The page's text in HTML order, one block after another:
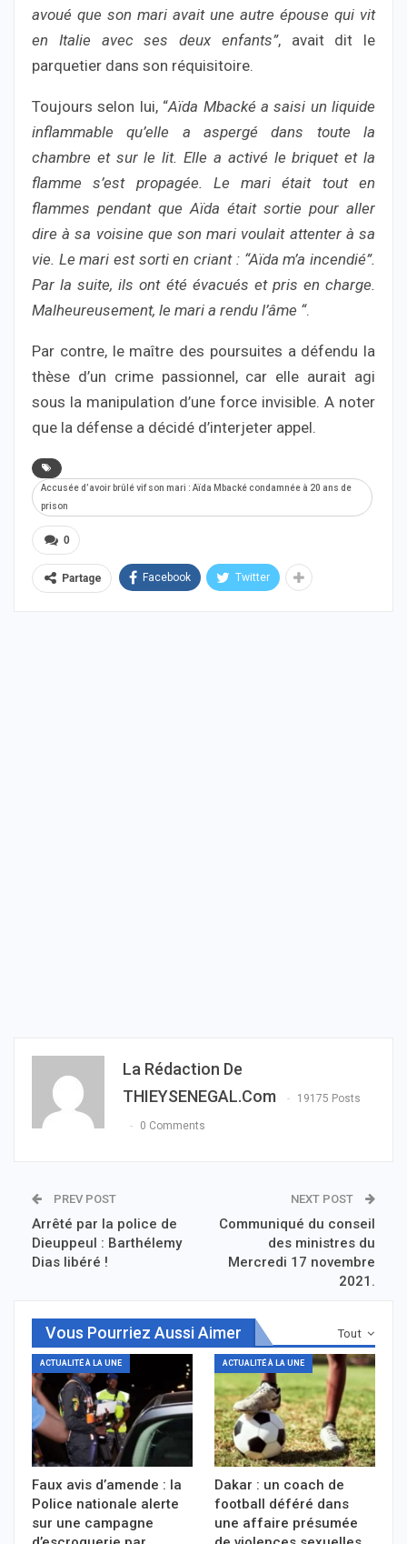
avoué que son mari avait une autre épouse qui vit
en Italie avec ses deux enfants”, avait dit le
parquetier dans son réquisitoire.
Toujours selon lui, “Aïda Mbacké a saisi un liquide
inflammable qu’elle a aspergé dans toute la
chambre et sur le lit. Elle a activé le briquet et la
flamme s’est propagée. Le mari était tout en
flammes pendant que Aïda était sortie pour aller
dire à sa voisine que son mari voulait attenter à sa
vie. Le mari est sorti en criant : “Aïda m’a incendié”.
Par la suite, ils ont été évacués et pris en charge.
Malheureusement, le mari a rendu l’âme “.
Par contre, le maître des poursuites a défendu la
thèse d’un crime passionnel, car elle aurait agi
sous la manipulation d’une force invisible. A noter
que la défense a décidé d’interjeter appel.
Accusée d’avoir brûlé vif son mari : Aïda Mbacké condamnée à 20 ans de
prison
0
Partage Facebook Twitter
La Rédaction De
THIEYSENEGAL.com
19175 Posts
0 Comments
PREV POST
Arrêté par la police de
Dieuppeul : Barthélemy
Dias libéré !
NEXT POST
Communiqué du conseil
des ministres du
Mercredi 17 novembre
2021.
Tout
Vous Pourriez Aussi Aimer
ACTUALITÉ À LA UNE
Faux avis d’amende : la
Police nationale alerte
sur une campagne
ACTUALITÉ À LA UNE
Dakar : un coach de
football déféré dans
une affaire présumée